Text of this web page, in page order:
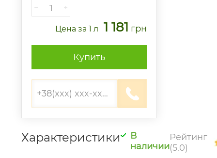
− +
Цена за 1 л 1 181 грн
Купить
Характеристики
В
наличии
Рейтинг
(5.0)